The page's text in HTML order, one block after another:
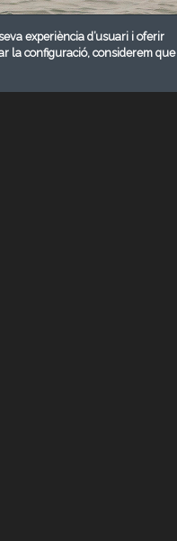
experiència d’usuari i oferir
la configuració, considerem que